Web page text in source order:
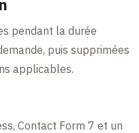
pendant la durée
puis supprimées
applicables.
Contact Form 7 et un